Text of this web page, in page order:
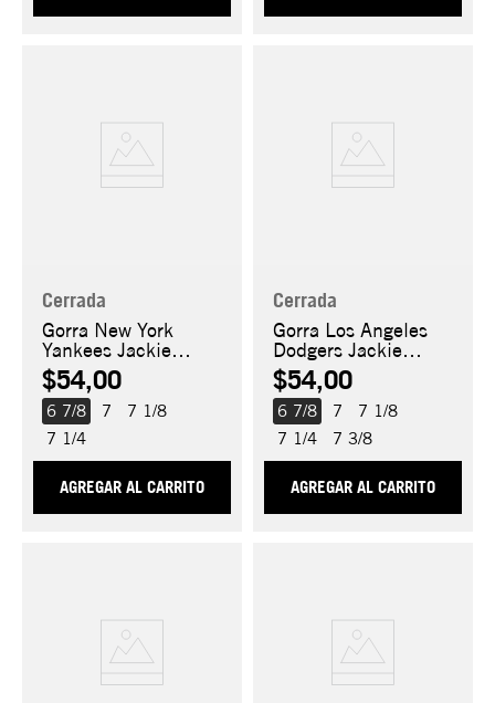
Cerrada
Gorra New York
Yankees Jackie
Robinson 59FIFTY
$54,00
6 7/8
7
7 1/4
7 1/8
AGREGAR AL CARRITO
Cerrada
Gorra Los Angeles
Dodgers Jackie
Robinson 59FIFTY
$54,00
6 7/8
7
7 1/4
7 1/8
7 3/8
AGREGAR AL CARRITO